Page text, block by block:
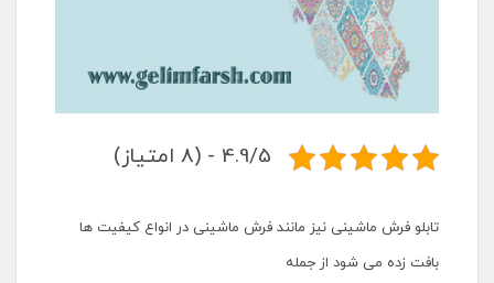
4.9/5 - (8 امتیاز)
تابلو فرش ماشینی نیز مانند فرش ماشینی در انواع کیفیت ها
بافت زده می شود از جمله